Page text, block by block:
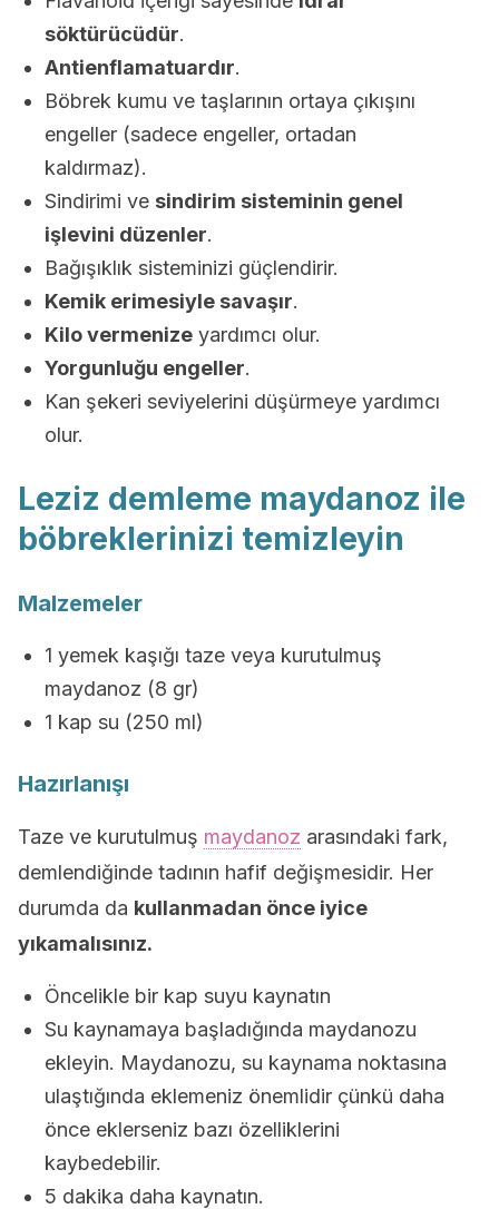
söktürücüdür.
Antienflamatuardır.
Böbrek kumu ve taşlarının ortaya çıkışını
engeller (sadece engeller, ortadan
kaldırmaz).
Sindirimi ve sindirim sisteminin genel
işlevini düzenler.
Bağışıklık sisteminizi güçlendirir.
Kemik erimesiyle savaşır.
Kilo vermenize yardımcı olur.
Yorgunluğu engeller.
Kan şekeri seviyelerini düşürmeye yardımcı
olur.
Leziz demleme maydanoz ile
böbreklerinizi temizleyin
Malzemeler
1 yemek kaşığı taze veya kurutulmuş
maydanoz (8 gr)
1 kap su (250 ml)
Hazırlanışı
Taze ve kurutulmuş maydanoz arasındaki fark,
demlendiğinde tadının hafif değişmesidir. Her
durumda da kullanmadan önce iyice
yıkamalısınız.
Öncelikle bir kap suyu kaynatın
Su kaynamaya başladığında maydanozu
ekleyin. Maydanozu, su kaynama noktasına
ulaştığında eklemeniz önemlidir çünkü daha
önce eklerseniz bazı özelliklerini
kaybedebilir.
5 dakika daha kaynatın.